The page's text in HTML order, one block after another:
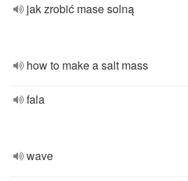
jak zrobić mase solną
how to make a salt mass
fala
wave